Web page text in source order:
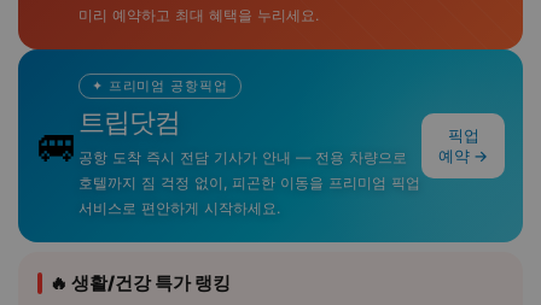
미리 예약하고 최대 혜택을 누리세요.
🚐
✦ 프리미엄 공항픽업
트립닷컴
공항 도착 즉시 전담 기사가 안내 — 전용 차량으로
호텔까지 짐 걱정 없이, 피곤한 이동을 프리미엄 픽업
서비스로 편안하게 시작하세요.
픽업
예약 →
🔥 생활/건강 특가 랭킹